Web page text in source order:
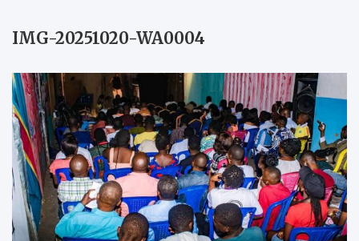
IMG-20251020-WA0004